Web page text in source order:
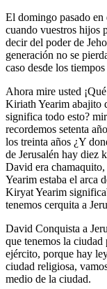
El domingo pasado en
cuando vuestros hijos
decir del poder de
generación no se
caso desde los
Ahora mire usted
Kiriath Yearim abajito
significa todo esto?
recordemos setenta
los treinta años ¿Y
de Jerusalén hay diez
David era
Yearim estaba el arca
Kiryat Yearim
tenemos cerquita a
David Conquista a
que tenemos la
ejército, porque hay
ciudad religiosa,
medio de la ciudad.